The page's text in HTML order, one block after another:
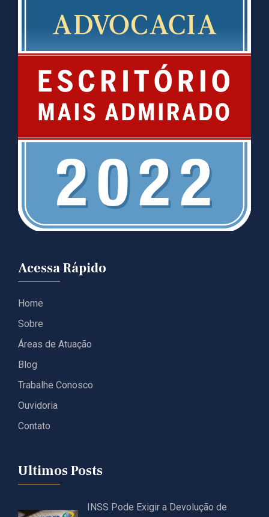
Acessa Rápido
Home
Sobre
Áreas de Atuação
Blog
Trabalhe Conosco
Ouvidoria
Contato
Ultimos Posts
INSS Pode Exigir a Devolução de